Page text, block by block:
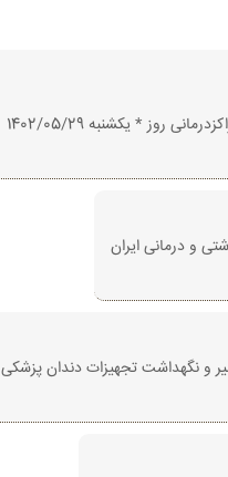
ثبت نام دوره‌ی مجازی مسئولین فنی توزیع ودرمانی از روز سه شنبه مورخ 1402/05/10* ساعت 17 آغاز می شود و شروع دوره‌ی مجازی مسئولین فنی توزیع ومراکزدرمانی روز * یکشنبه 1402/05/29
و درمانی ایران
02 از ساعت 15 آغاز می‌گردد و شروع دوره آموزش تعمیر و نگهداشت تجهیزات دندان پزشکی